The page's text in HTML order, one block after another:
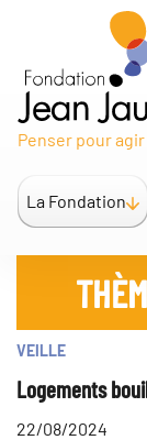
Penser pour agir
La Fondation
VEILLE
Logements
22/08/2024